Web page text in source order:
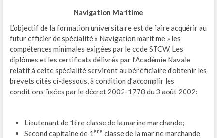
Navigation Maritime
L’objectif de la formation universitaire est de faire acquérir au
futur officier de spécialité « Navigation maritime » les
compétences minimales exigées par le code STCW. Les
diplômes et les certificats délivrés par l’Académie Navale
relatif à cette spécialité serviront au bénéficiaire d’obtenir les
brevets cités ci-dessous, à condition d’accomplir les
conditions fixées par le décret 2002-1778 du 3 août 2002:
Lieutenant de 1ère classe de la marine marchande;
Second capitaine de 1 ère classe de la marine marchande;